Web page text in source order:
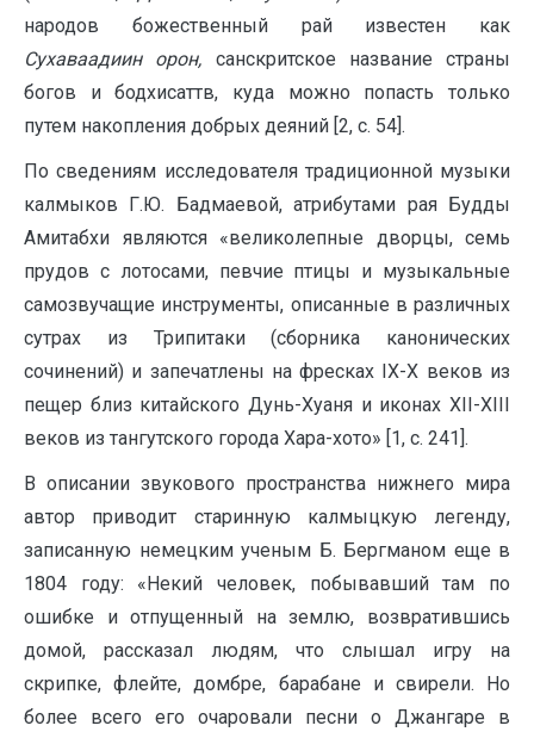
народов божественный рай известен как
Сухаваадиин орон, санскритское название страны
богов и бодхисаттв, куда можно попасть только
путем накопления добрых деяний [2, с. 54].
По сведениям исследователя традиционной музыки
калмыков Г.Ю. Бадмаевой, атрибутами рая Будды
Амитабхи являются «великолепные дворцы, семь
прудов с лотосами, певчие птицы и музыкальные
самозвучащие инструменты, описанные в различных
сутрах из Трипитаки (сборника канонических
сочинений) и запечатлены на фресках IX-X веков из
пещер близ китайского Дунь-Хуаня и иконах XII-XIII
веков из тангутского города Хара-хото» [1, с. 241].
В описании звукового пространства нижнего мира
автор приводит старинную калмыцкую легенду,
записанную немецким ученым Б. Бергманом еще в
1804 году: «Некий человек, побывавший там по
ошибке и отпущенный на землю, возвратившись
домой, рассказал людям, что слышал игру на
скрипке, флейте, домбре, барабане и свирели. Но
более всего его очаровали песни о Джангаре в